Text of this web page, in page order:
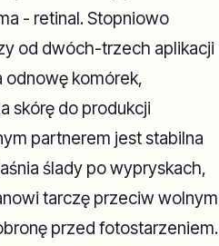
- retinal. Stopniowo
od dwóch-trzech aplikacji
komórek,
skórę do produkcji
partnerem jest stabilna
ślady po wypryskach,
tarczę przeciw wolnym
przed fotostarzeniem.